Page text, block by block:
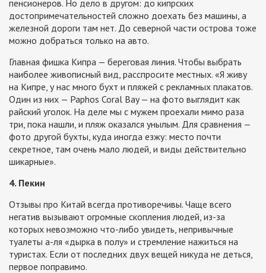
пенсионеров. Но дело в другом: до кипрских
достопримечательностей сложно доехать без машины, а
железной дороги там нет. До северной части острова тоже
можно добраться только на авто.
Главная фишка Кипра — береговая линия. Чтобы выбрать
наиболее живописный вид, расспросите местных. «Я живу
на Кипре, у нас много бухт и пляжей с рекламных плакатов.
Один из них — Paphos Coral Bay — на фото выглядит как
райский уголок. На деле мы с мужем проехали мимо раза
три, пока нашли, и пляж оказался унылым. Для сравнения —
фото другой бухты, куда иногда езжу: место почти
секретное, там очень мало людей, и виды действительно
шикарные».
4. Пекин
Отзывы про Китай всегда противоречивы. Чаще всего
негатив вызывают огромные скопления людей, из-за
которых невозможно что-либо увидеть, непривычные
туалеты а-ля «дырка в полу» и стремление нажиться на
туристах. Если от последних двух вещей никуда не деться,
первое поправимо.